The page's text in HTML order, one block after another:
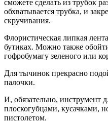
сможете сделать из трубок
обхватывается трубка, и
скручивания.
Флористическая липкая
бутиках. Можно также
гофробумагу зеленого или
Для тычинок прекрасно
палочки.
И, обязательно, инструмент
плоскогубцами, кусачками,
пистолетом.